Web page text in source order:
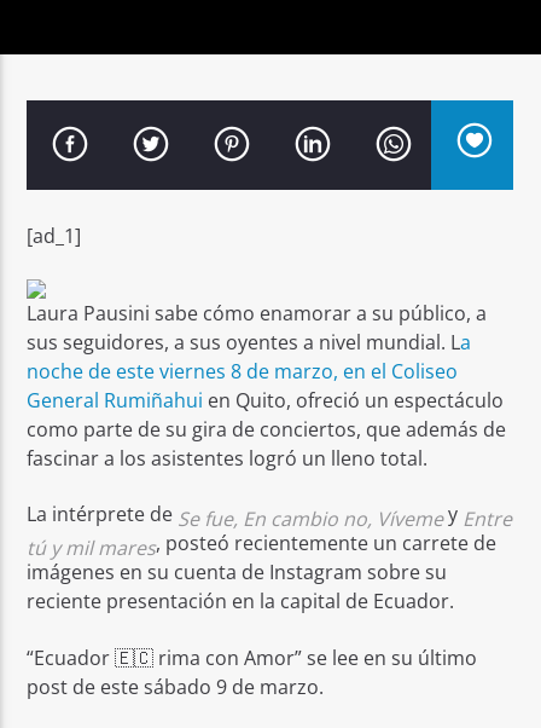
Señal FM
[ad_1]
Laura Pausini sabe cómo enamorar a su público, a
sus seguidores, a sus oyentes a nivel mundial. La
noche de este viernes 8 de marzo, en el Coliseo
General Rumiñahui en Quito, ofreció un espectáculo
como parte de su gira de conciertos, que además de
fascinar a los asistentes logró un lleno total.
La intérprete de Se fue, En cambio no, Vívemey Entre
tú y mil mares, posteó recientemente un carrete de
imágenes en su cuenta de Instagram sobre su
reciente presentación en la capital de Ecuador.
“Ecuador 🇪🇨 rima con Amor” se lee en su último
post de este sábado 9 de marzo.